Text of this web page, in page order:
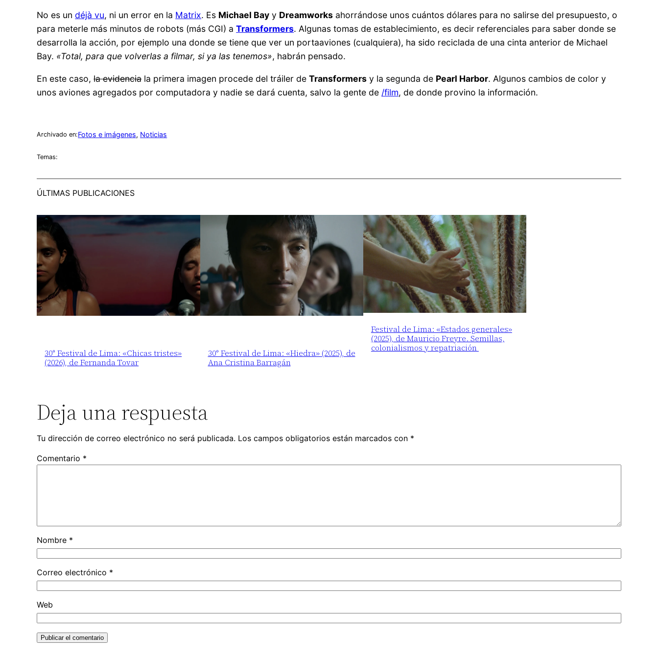
No es un déjà vu, ni un error en la Matrix. Es Michael Bay y Dreamworks ahorrándose unos cuántos dólares para no salirse del presupuesto, o
para meterle más minutos de robots (más CGI) aTransformers. Algunas tomas de establecimiento, es decir referenciales para saber donde se
desarrolla la acción, por ejemplo una donde se tiene que ver un portaaviones (cualquiera), ha sido reciclada de una cinta anterior de Michael
Bay. «Total, para que volverlas a filmar, si ya las tenemos», habrán pensado.
En este caso,la evidenciala primera imagen procede del tráiler deTransformers y la segunda de Pearl Harbor. Algunos cambios de color y
unos aviones agregados por computadora y nadie se dará cuenta, salvo la gente de /film, de donde provino la información.
Archivado en:Fotos e imágenes, Noticias
Temas:
ÚLTIMAS PUBLICACIONES
30° Festival de Lima: «Chicas tristes»
(2026), de Fernanda Tovar
30° Festival de Lima: «Hiedra» (2025), de
Ana Cristina Barragán
Festival de Lima: «Estados generales»
(2025), de Mauricio Freyre. Semillas,
colonialismos y repatriación
Deja una respuesta
Tu dirección de correo electrónico no será publicada. Los campos obligatorios están marcados con *
Comentario *
Nombre *
Correo electrónico *
Web